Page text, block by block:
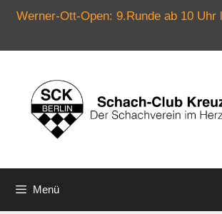
Werner-Ott-Open: 9.Runde ab 10 Uhr
springen
Menü